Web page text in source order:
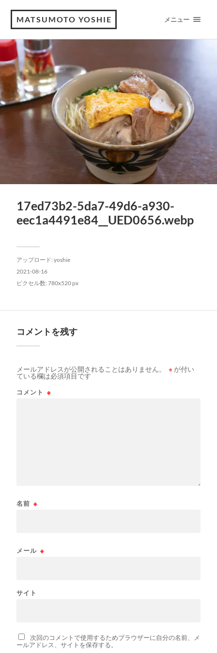
MATSUMOTO YOSHIE メニュー
17ed73b2-5da7-49d6-a930-
eec1a4491e84__UED0656.webp
アップロード: yoshie
2021-08-16
ピクセル数: 780x520 px
コメントを残す
メールアドレスが公開されることはありません。 ※が付い
ている欄は必須項目です
コメント ※
名前 ※
メール ※
サイト
次回のコメントで使用するためブラウザーに自分の名前、メ
ールアドレス、サイトを保存する。